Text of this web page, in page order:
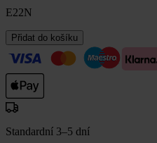
E22N
Přidat do košíku
Standardní 3–5 dní